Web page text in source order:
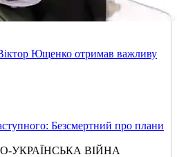
Ющенко отримав важливу
Безсмертний про плани
УКРАЇНСЬКА ВІЙНА